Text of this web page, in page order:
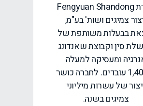
חברת Fengyuan Shandong
צמיגים ושות' בע"מ,
בבעלות משותפת של
סין וקבוצת שאנדונג
ומעסיקה למעלה
מ-1,400 עובדים. לחברה כושר
של עשרות מיליוני
צמיגים בשנה.